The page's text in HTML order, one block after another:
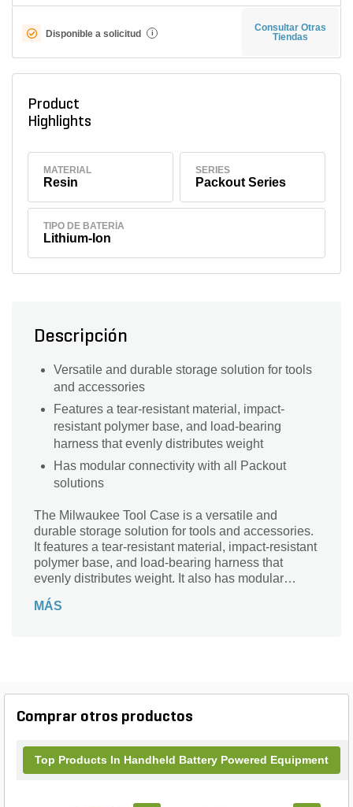
Disponible a solicitud i
Consultar Otras
Tiendas
Product
Highlights
MATERIAL
Resin
SERIES
Packout Series
TIPO DE BATERÍA
Lithium-Ion
Descripción
Versatile and durable storage solution for tools
and accessories
Features a tear-resistant material, impact-
resistant polymer base, and load-bearing
harness that evenly distributes weight
Has modular connectivity with all Packout
solutions
The Milwaukee Tool Case is a versatile and
durable storage solution for tools and accessories.
It features a tear-resistant material, impact-resistant
polymer base, and load-bearing harness that
evenly distributes weight. It also has modular
MÁS
Comprar otros productos
Top Products In Handheld Battery Powered Equipment